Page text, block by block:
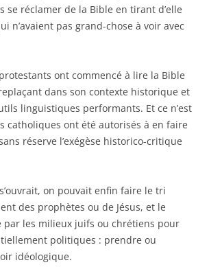
se réclamer de la Bible en tirant d’elle
n’avaient pas grand-chose à voir avec
ont commencé à lire la Bible
dans son contexte historique et
linguistiques performants. Et ce n’est
catholiques ont été autorisés à en faire
réserve l’exégèse historico-critique
on pouvait enfin faire le tri
des prophètes ou de Jésus, et le
par les milieux juifs ou chrétiens pour
politiques : prendre ou
idéologique.